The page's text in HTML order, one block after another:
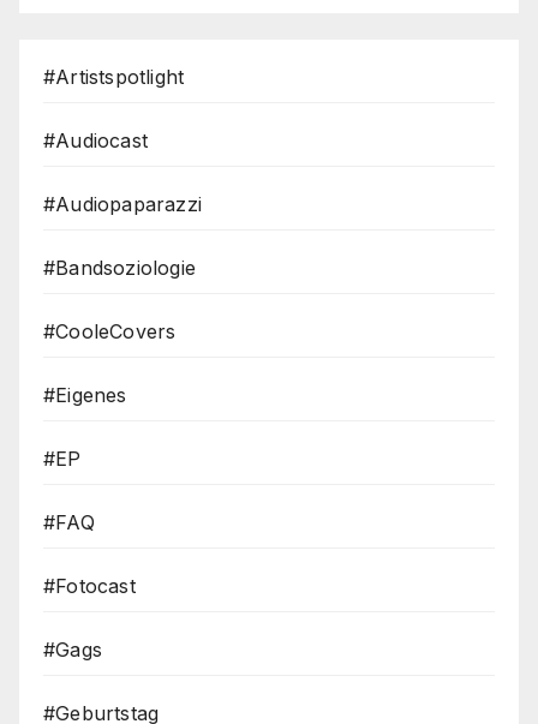
#Artistspotlight
#Audiocast
#Audiopaparazzi
#Bandsoziologie
#CooleCovers
#Eigenes
#EP
#FAQ
#Fotocast
#Gags
#Geburtstag